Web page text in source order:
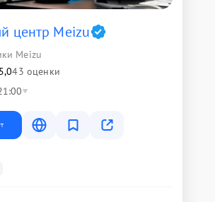
центр Meizu
Meizu
5,043 оценки